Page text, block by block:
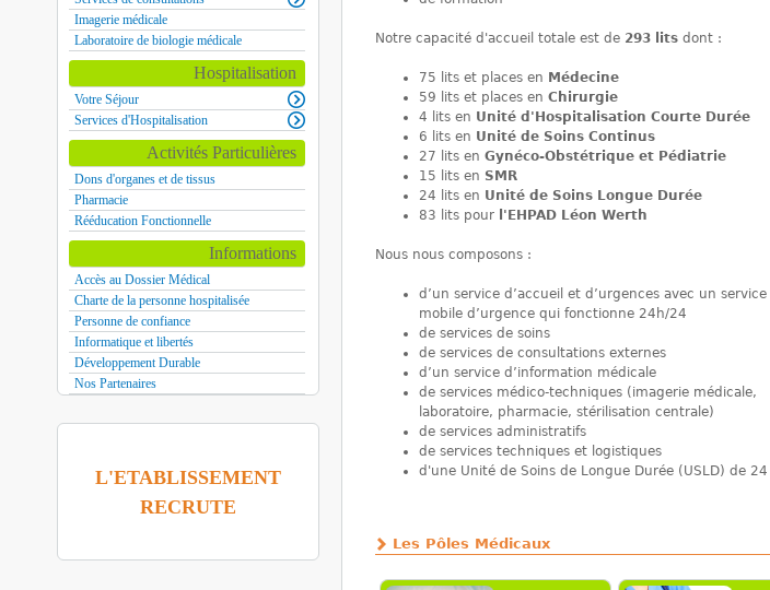
Notre capacité d'accueil totale est de 293 lits dont :
75 lits et places en Médecine
59 lits et places en Chirurgie
4 lits en Unité d'Hospitalisation Courte Durée
6 lits en Unité de Soins Continus
27 lits en Gynéco-Obstétrique et Pédiatrie
15 lits en SMR
24 lits en Unité de Soins Longue Durée
83 lits pour l'EHPAD Léon Werth
Nous nous composons :
d’un service d’accueil et d’urgences avec un service
mobile d’urgence qui fonctionne 24h/24
de services de soins
de services de consultations externes
d’un service d’information médicale
de services médico-techniques (imagerie médicale,
laboratoire, pharmacie, stérilisation centrale)
de services administratifs
de services techniques et logistiques
d'une Unité de Soins de Longue Durée (USLD) de
Les Pôles Médicaux
Imagerie médicale
Laboratoire de biologie médicale
Hospitalisation
Votre Séjour
Services d'Hospitalisation
Activités Particulières
Dons d'organes et de tissus
Pharmacie
Rééducation Fonctionnelle
Informations
Accès au Dossier Médical
Charte de la personne hospitalisée
Personne de confiance
Informatique et libertés
Développement Durable
Nos Partenaires
L'ETABLISSEMENT
RECRUTE